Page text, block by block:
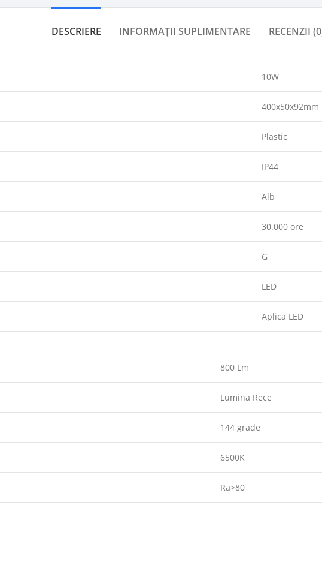
DESCRIERE INFORMAȚII SUPLIMENTARE RECENZII
10W
400x50x92mm
Plastic
IP44
Alb
30.000 ore
G
LED
Aplica LED
800 Lm
Lumina Rece
144 grade
6500K
Ra>80